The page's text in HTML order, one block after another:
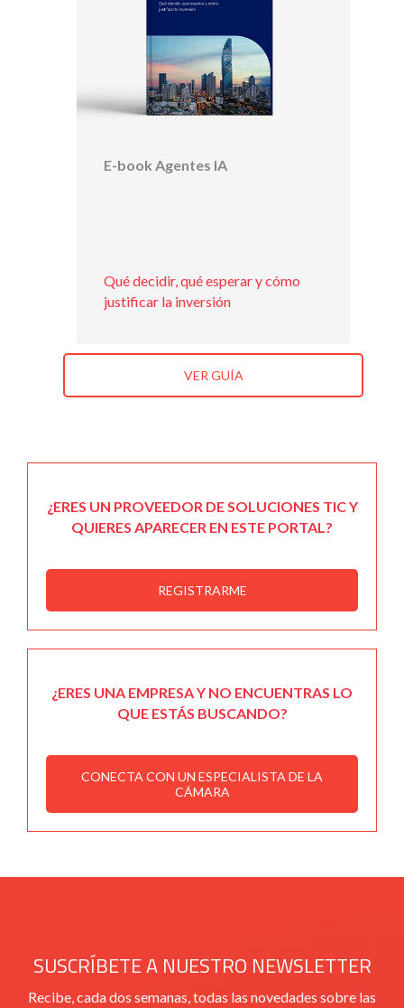
E-book Agentes IA
Qué decidir, qué esperar y cómo
justificar la inversión
VER GUÍA
¿ERES UN PROVEEDOR DE SOLUCIONES TIC Y
QUIERES APARECER EN ESTE PORTAL?
REGISTRARME
¿ERES UNA EMPRESA Y NO ENCUENTRAS LO
QUE ESTÁS BUSCANDO?
CONECTA CON UN ESPECIALISTA DE LA
CÁMARA
SUSCRÍBETE A NUESTRO NEWSLETTER
Recibe, cada dos semanas, todas las novedades sobre las